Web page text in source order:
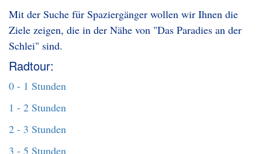
Mit der Suche für Spaziergänger wollen wir Ihnen die
Ziele zeigen, die in der Nähe von "Das Paradies an der
Schlei" sind.
Radtour:
0 - 1 Stunden
1 - 2 Stunden
2 - 3 Stunden
3 - 5 Stunden